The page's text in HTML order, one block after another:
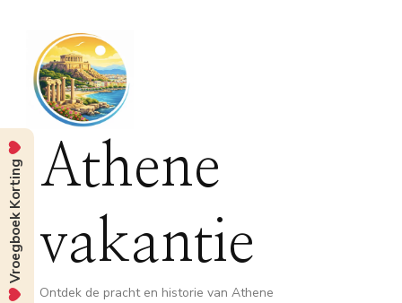
Athene
vakantie
Ontdek de pracht en historie van Athene
Vroegboek Korting